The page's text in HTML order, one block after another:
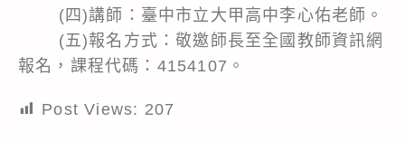
(四)講師：臺中市立大甲高中李心佑老師。
(五)報名方式：敬邀師長至全國教師資訊網
報名，課程代碼：4154107。
Post Views: 207